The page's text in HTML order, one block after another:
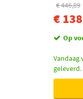
€ 446,89
€
Op
Vandaag
geleverd.